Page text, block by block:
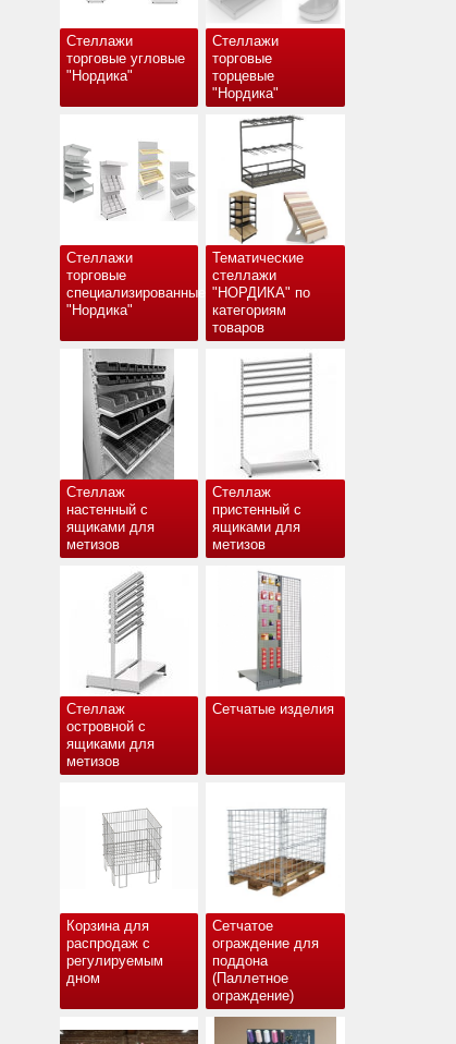
Стеллажи
торговые угловые
"Нордика"
Стеллажи
торговые
торцевые
"Нордика"
Стеллажи
торговые
специализированные
"Нордика"
Тематические
стеллажи
"НОРДИКА" по
категориям
товаров
Стеллаж
настенный с
ящиками для
метизов
Стеллаж
пристенный с
ящиками для
метизов
Стеллаж
островной с
ящиками для
метизов
Сетчатые изделия
Корзина для
распродаж с
регулируемым
дном
Сетчатое
ограждение для
поддона
(Паллетное
ограждение)